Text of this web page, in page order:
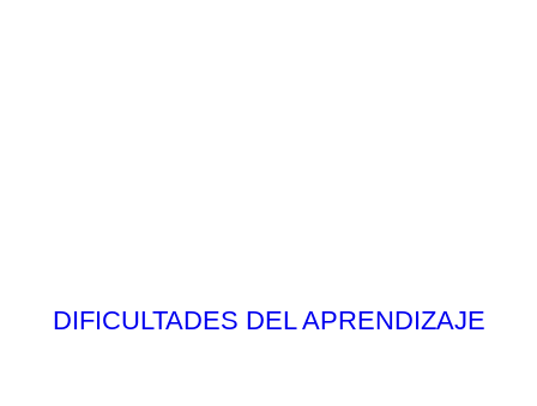
DIFICULTADES DEL APRENDIZAJE